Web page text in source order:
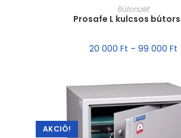
MÉRET VÁLASZTÁSA
Bútorszéf
Prosafe L kulcsos
20 000 Ft – 99 000 Ft
AKCIÓ!